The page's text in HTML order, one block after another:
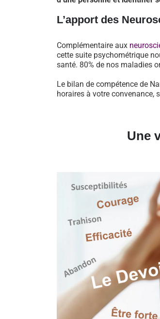
L’apport des
Complémentaire aux
cette suite psychométrique
santé. 80% de nos maladies
Le bilan de compétence de
horaires à votre convenance,
Une